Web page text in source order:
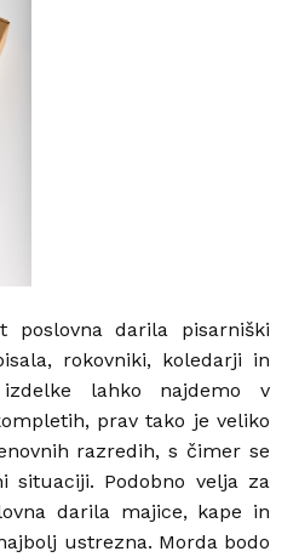
poslovna darila pisarniški
rokovniki, koledarji in
lahko najdemo v
prav tako je veliko
razredih, s čimer se
situaciji. Podobno velja za
darila majice, kape in
ustrezna. Morda bodo